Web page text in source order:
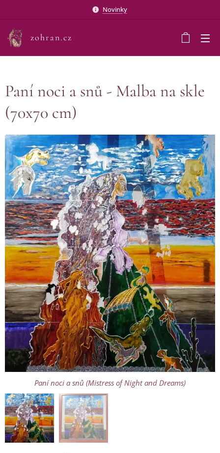
Novinky
zohran.cz
Paní noci a snů - Malba na skle
(70x70 cm)
Paní noci a snů (Mistress of Night and Dreams)
Paní noci a snů (Mistress of Night and Dreams)